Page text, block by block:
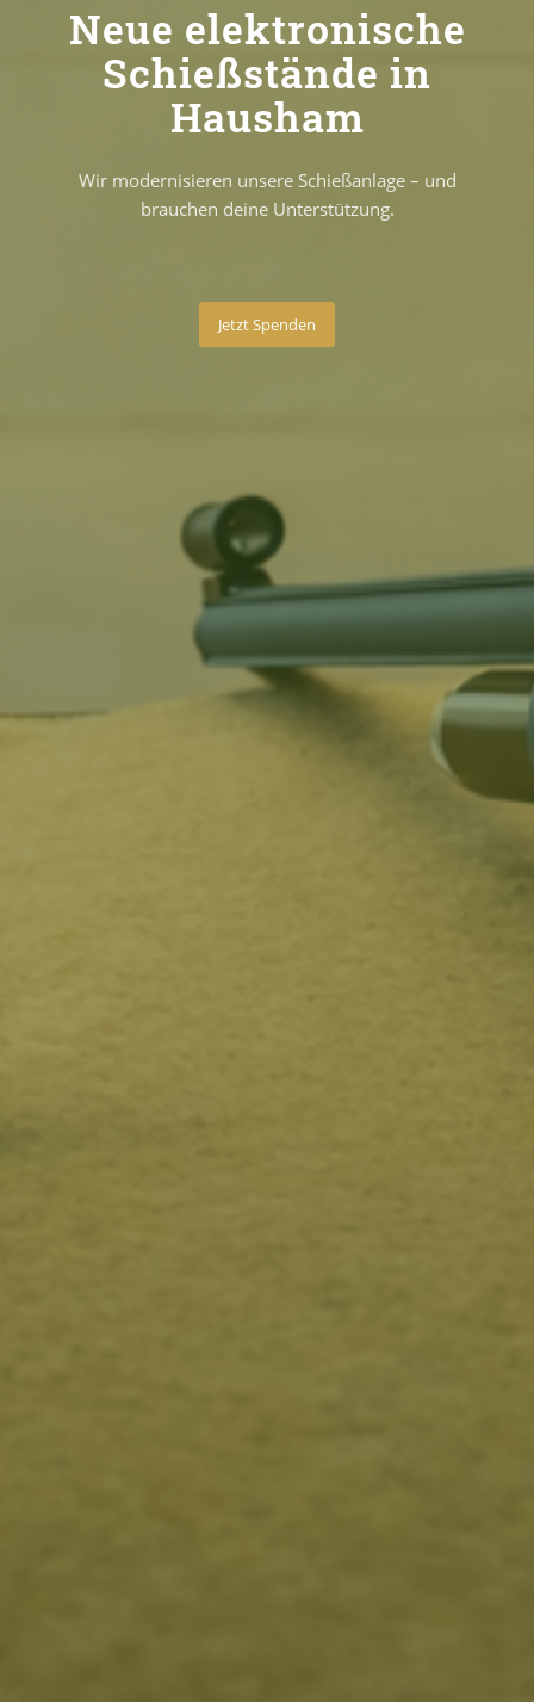
Neue elektronische
Schießstände in
Hausham
Wir modernisieren unsere Schießanlage – und
brauchen deine Unterstützung.
Jetzt Spenden